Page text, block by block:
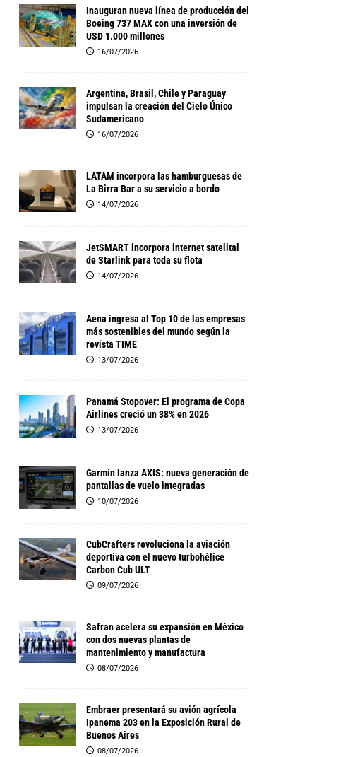
Inauguran nueva línea de producción del
Boeing 737 MAX con una inversión de
USD 1.000 millones
16/07/2026
Argentina, Brasil, Chile y Paraguay
impulsan la creación del Cielo Único
Sudamericano
16/07/2026
LATAM incorpora las hamburguesas de
La Birra Bar a su servicio a bordo
14/07/2026
JetSMART incorpora internet satelital
de Starlink para toda su flota
14/07/2026
Aena ingresa al Top 10 de las empresas
más sostenibles del mundo según la
revista TIME
13/07/2026
Panamá Stopover: El programa de Copa
Airlines creció un 38% en 2026
13/07/2026
Garmin lanza AXIS: nueva generación de
pantallas de vuelo integradas
10/07/2026
CubCrafters revoluciona la aviación
deportiva con el nuevo turbohélice
Carbon Cub ULT
09/07/2026
Safran acelera su expansión en México
con dos nuevas plantas de
mantenimiento y manufactura
08/07/2026
Embraer presentará su avión agrícola
Ipanema 203 en la Exposición Rural de
Buenos Aires
08/07/2026